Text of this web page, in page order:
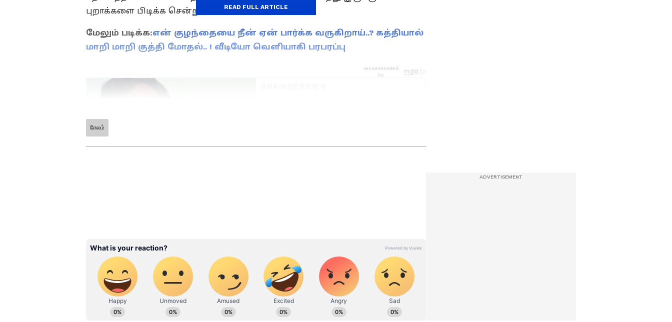
புறாக்களை பிடிக்க சென்றுள்ளார்.
மேலும் படிக்க:என் குழந்தையை நீன் ஏன் பார்க்க வருகிறாய்..? கத்தியால்
மாறி மாறி குத்தி மோதல்.. ! வீடியோ வெளியாகி பரபரப்பு
ஆனால் தோட்டத்தில் போடப்பட்டிருந்த சோளப்பயிர்களை பன்றிகள் நாசம்
செய்யாமல் இருப்பதற்காக, சங்கர் தனது வயலை சுற்றி கம்பி வேலி அமைத்து,
அதில் மின்சாரம் கொடுத்து வைத்திருக்கிறார்.
நள்ளிரவு நேரம் என்பதால் இதனை கவனிக்காமல் கொடிவேல் மின்வேலி
READ FULL ARTICLE
ABOUT THE AUTHOR
சேலம்